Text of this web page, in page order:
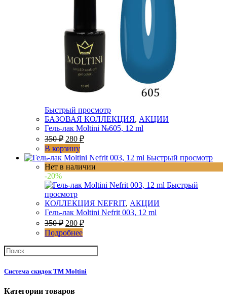
Быстрый просмотр
БАЗОВАЯ КОЛЛЕКЦИЯ, АКЦИИ
Гель-лак Moltini №605, 12 ml
350₽ 280 ₽
В корзину
Быстрый просмотр
Нет в наличии
-20%
Быстрый
просмотр
КОЛЛЕКЦИЯ NEFRIT, АКЦИИ
Гель-лак Moltini Nefrit 003, 12 ml
350₽ 280 ₽
Подробнее
Система скидок ТМ Moltini
Категории товаров